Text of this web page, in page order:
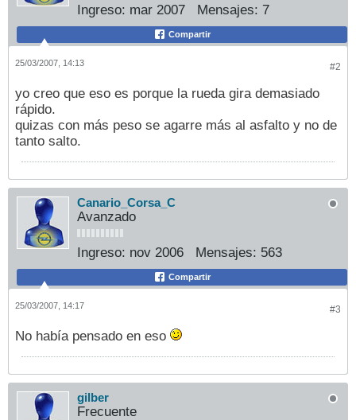
Ingreso: mar 2007 Mensajes: 7
Compartir
#2
25/03/2007, 14:13
yo creo que eso es porque la rueda gira demasiado
rápido.
quizas con más peso se agarre más al asfalto y no de
tanto salto.
Canario_Corsa_C
Avanzado
Ingreso: nov 2006 Mensajes: 563
Compartir
#3
25/03/2007, 14:17
No había pensado en eso
gilber
Frecuente